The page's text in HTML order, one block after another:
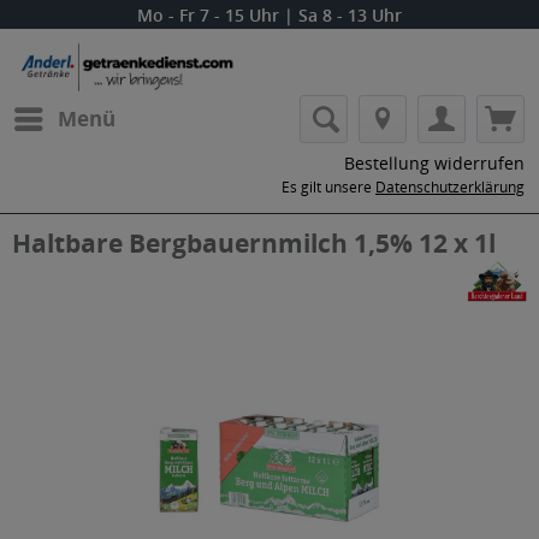
Mo - Fr 7 - 15 Uhr | Sa 8 - 13 Uhr
Menü
Bestellung widerrufen
Es gilt unsere Datenschutzerklärung
Haltbare Bergbauernmilch 1,5% 12 x 1l